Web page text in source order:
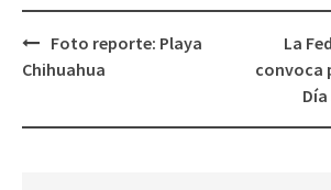
Post
navigation
Foto reporte: Playa
Chihuahua
La
convoca